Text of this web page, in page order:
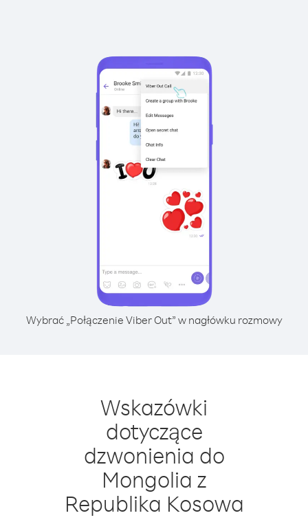
Wybrać „Połączenie Viber Out” w nagłówku rozmowy
Wskazówki
dotyczące
dzwonienia do
Mongolia z
Republika Kosowa